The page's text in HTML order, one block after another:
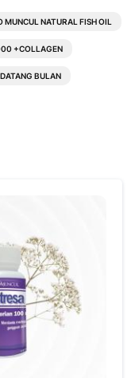
MUNCUL NATURAL FISH OIL
+COLLAGEN
BULAN